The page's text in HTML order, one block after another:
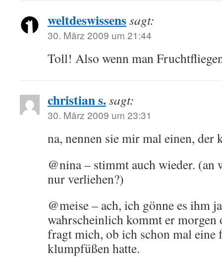
weltdeswissenssagt:
30. März 2009 um 21:44
Toll! Also wenn man
christian s.sagt:
30. März 2009 um 23:31
na, nennen sie mir mal einen, der
@nina – stimmt auch wieder. (an
nur verliehen?)
@meise – ach, ich gönne es ihm
wahrscheinlich kommt er morgen
fragt mich, ob ich schon mal
klumpfüßen hatte.